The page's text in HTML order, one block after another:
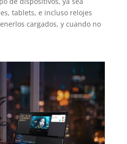
tablets, e incluso relojes
cargados, y cuando no